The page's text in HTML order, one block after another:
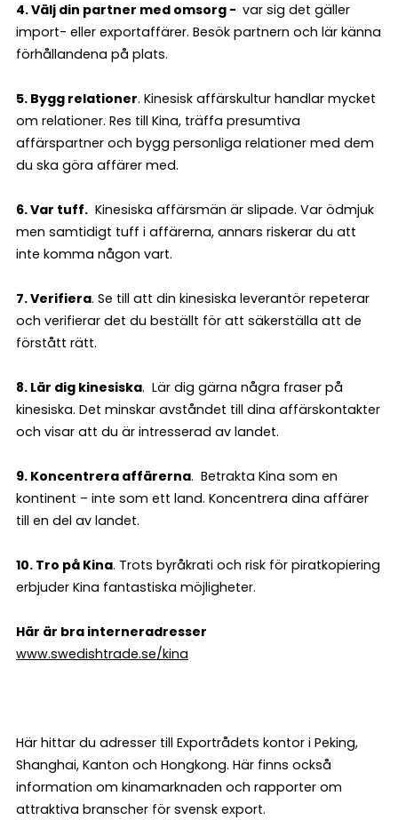
4. Välj din partner med omsorg - var sig det gäller
import- eller exportaffärer. Besök partnern och lär känna
förhållandena på plats.
5. Bygg relationer. Kinesisk affärskultur handlar mycket
om relationer. Res till Kina, träffa presumtiva
affärspartner och bygg personliga relationer med dem
du ska göra affärer med.
6. Var tuff. Kinesiska affärsmän är slipade. Var ödmjuk
men samtidigt tuff i affärerna, annars riskerar du att
inte komma någon vart.
7. Verifiera. Se till att din kinesiska leverantör repeterar
och verifierar det du beställt för att säkerställa att de
förstått rätt.
8. Lär dig kinesiska. Lär dig gärna några fraser på
kinesiska. Det minskar avståndet till dina affärskontakter
och visar att du är intresserad av landet.
9. Koncentrera affärerna. Betrakta Kina som en
kontinent – inte som ett land. Koncentrera dina affärer
till en del av landet.
10. Tro på Kina. Trots byråkrati och risk för piratkopiering
erbjuder Kina fantastiska möjligheter.
Här är bra interneradresser
www.swedishtrade.se/kina
Här hittar du adresser till Exportrådets kontor i Peking,
Shanghai, Kanton och Hongkong. Här finns också
information om kinamarknaden och rapporter om
attraktiva branscher för svensk export.